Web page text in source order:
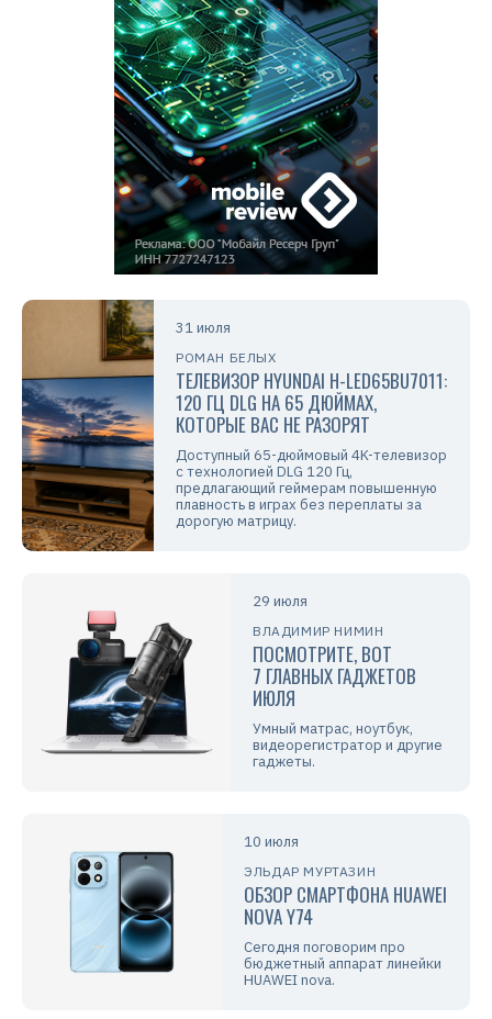
31 июля
РОМАН БЕЛЫХ
ТЕЛЕВИЗОР HYUNDAI H-LED65BU7011:
120 ГЦ DLG НА 65 ДЮЙМАХ,
КОТОРЫЕ ВАС НЕ РАЗОРЯТ
Доступный 65-дюймовый 4K-телевизор
с технологией DLG 120 Гц,
предлагающий геймерам повышенную
плавность в играх без переплаты за
дорогую матрицу.
29 июля
ВЛАДИМИР НИМИН
ПОСМОТРИТЕ, ВОТ
7 ГЛАВНЫХ ГАДЖЕТОВ
ИЮЛЯ
Умный матрас, ноутбук,
видеорегистратор и другие
гаджеты.
10 июля
ЭЛЬДАР МУРТАЗИН
ОБЗОР СМАРТФОНА HUAWEI
NOVA Y74
Сегодня поговорим про
бюджетный аппарат линейки
HUAWEI nova.